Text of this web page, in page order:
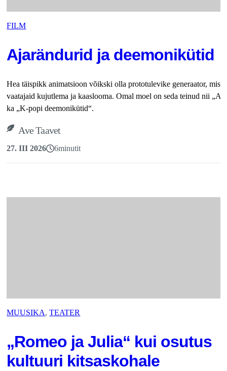
FILM
Ajarändurid ja deemonikütid
Hea täispikk animatsioon võikski olla prototulevike generaator, mis
vaatajaid kujutlema ja kaaslooma. Omal moel on seda teinud nii
ka „K-popi deemonikütid“.
Ave Taavet
27. III 2026 6minutit
MUUSIKA, TEATER
„Romeo ja Julia“ kui osutus
kultuuri kitsaskohale